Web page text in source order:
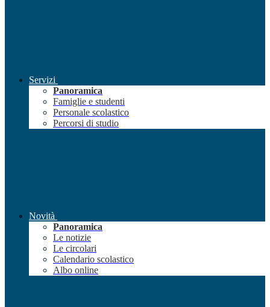
Servizi
Panoramica
Famiglie e studenti
Personale scolastico
Percorsi di studio
Novità
Panoramica
Le notizie
Le circolari
Calendario scolastico
Albo online